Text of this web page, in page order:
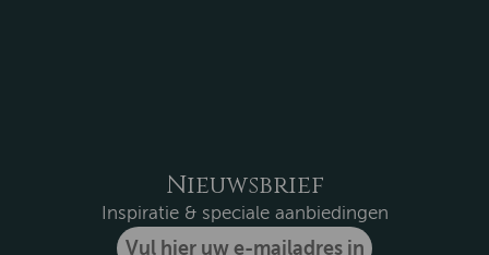
Nieuwsbrief
Inspiratie & speciale aanbiedingen